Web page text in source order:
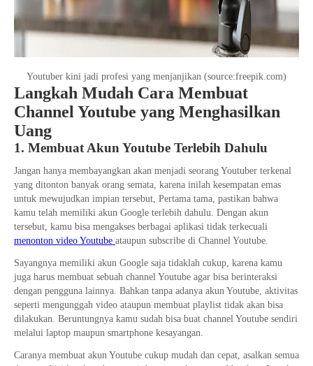
Youtuber kini jadi profesi yang menjanjikan (source:freepik.com)
Langkah Mudah Cara Membuat
Channel Youtube yang Menghasilkan
Uang
1. Membuat Akun Youtube Terlebih Dahulu
Jangan hanya membayangkan akan menjadi seorang Youtuber terkenal
yang ditonton banyak orang semata, karena inilah kesempatan emas
untuk mewujudkan impian tersebut, Pertama tama, pastikan bahwa
kamu telah memiliki akun Google terlebih dahulu. Dengan akun
tersebut, kamu bisa mengakses berbagai aplikasi tidak terkecuali
menonton video Youtube ataupun subscribe di Channel Youtube.
Sayangnya memiliki akun Google saja tidaklah cukup, karena kamu
juga harus membuat sebuah channel Youtube agar bisa berinteraksi
dengan pengguna lainnya. Bahkan tanpa adanya akun Youtube, aktivitas
seperti mengunggah video ataupun membuat playlist tidak akan bisa
dilakukan. Beruntungnya kamu sudah bisa buat channel Youtube sendiri
melalui laptop maupun smartphone kesayangan.
Caranya membuat akun Youtube cukup mudah dan cepat, asalkan semua